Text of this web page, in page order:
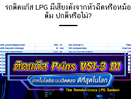
รถติดแก๊ส LPG มีเสียงดังจากหัวฉีดหรือหม้อ
ต้ม ปกติหรือไม่?